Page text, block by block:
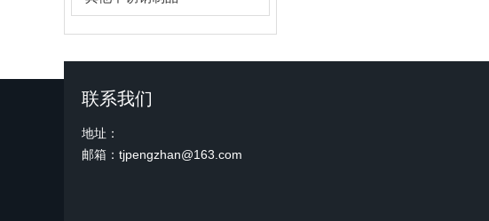
联系我们
地址：
邮箱：tjpengzhan@163.com